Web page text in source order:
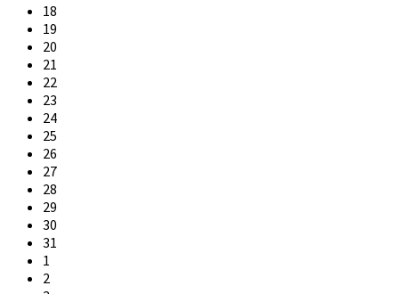
18
19
20
21
22
23
24
25
26
27
28
29
30
31
1
2